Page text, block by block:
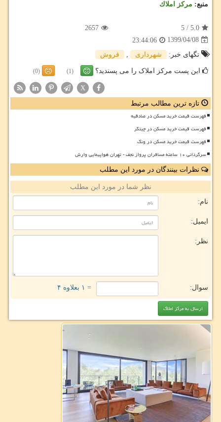
منبع: مركز املاك
5.0
/
5
2657
1399/04/08
23:44:06
تگهای خبر:
شهرداری , فروش
این پست مرکز املاک را می پسندید؟ (1)
(0)
X
تازه ترین مطالب مرتبط
فهرست قیمت خرید مسکن در صادقیه
فهرست قیمت خرید مسکن در چیتگر
فهرست قیمت خرید مسکن در ونک
سرگردانی ۱۰ ساعته مسافران پرواز نجف - تهران هواپیمایی وارش
نظرات بینندگان در مورد این مطلب
نظر شما در مورد این مطلب
نام:
ایمیل:
نظر:
سوال: = ۱ بعلاوه ۴